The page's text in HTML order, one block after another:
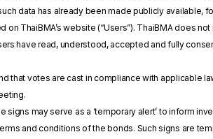
data has already been made publicly available,
ThaiBMA’s website (“Users”). ThaiBMA does
have read, understood, accepted and fully
that votes are cast in compliance with applicable
may serve as a ‘temporary alert’ to inform
and conditions of the bonds. Such signs are